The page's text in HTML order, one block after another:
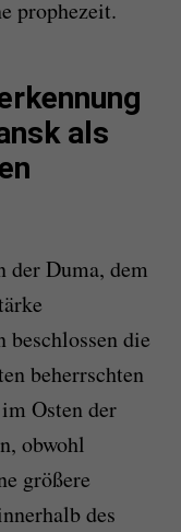
prophezeit.
als
Duma, dem
die
beherrschten
Osten der
obwohl
größere
des